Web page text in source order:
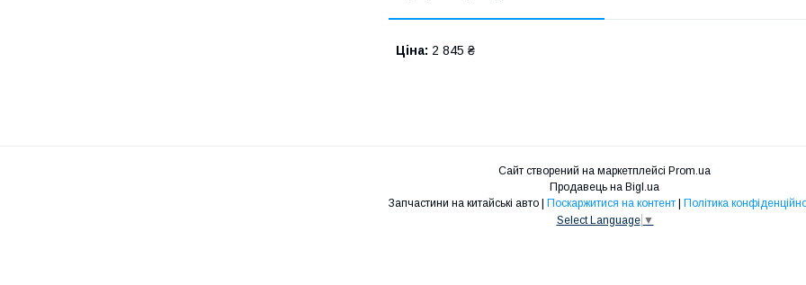
Ціна: 2 845 ₴
Сайт створений на маркетплейсі Prom.ua
Продавець на Bigl.ua
Запчастини на китайські авто | Поскаржитися на контент | Політика
Select Language ▼